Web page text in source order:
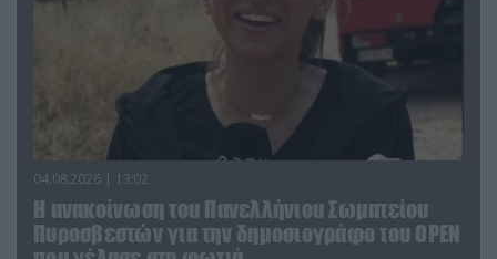
04.08.2026 | 13:02
Η ανακοίνωση του Πανελλήνιου Σωματείου
Πυροσβεστών για την δημοσιογράφο του OPEN